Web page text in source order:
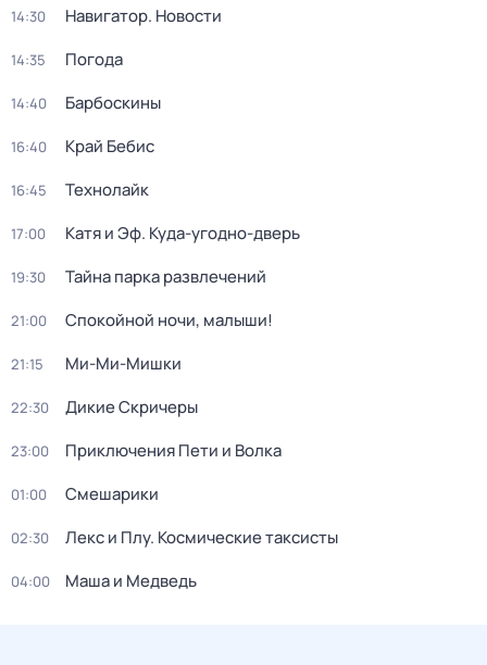
14:30 Навигатор. Новости
14:35 Погода
14:40 Барбоскины
16:40 Край Бебис
16:45 Технолайк
17:00 Катя и Эф. Куда-угодно-дверь
19:30 Тайна парка развлечений
21:00 Спокойной ночи, малыши!
21:15 Ми-Ми-Мишки
22:30 Дикие Скричеры
23:00 Приключения Пети и Волка
01:00 Смешарики
02:30 Лекс и Плу. Космические таксисты
04:00 Маша и Медведь